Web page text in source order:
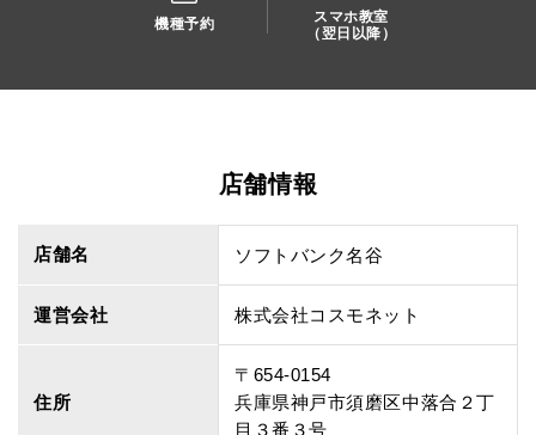
機種予約
スマホ教室
（翌日以降）
店舗情報
店舗名 ソフトバンク名谷
運営会社 株式会社コスモネット
住所
〒654-0154
兵庫県神戸市須磨区中落合２丁
目３番３号